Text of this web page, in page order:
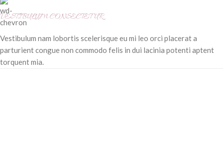
VESTIBULUM CONSECTETUR.
Vestibulum nam lobortis scelerisque eu mi leo orci placerat a
parturient congue non commodo felis in dui lacinia potenti aptent
torquent mia.